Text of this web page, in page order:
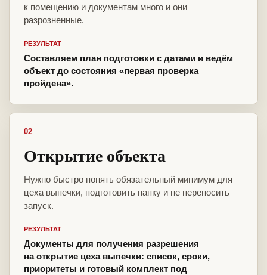
к помещению и документам много и они
разрозненные.
РЕЗУЛЬТАТ
Составляем план подготовки с датами и ведём
объект до состояния «первая проверка
пройдена».
02
Открытие объекта
Нужно быстро понять обязательный минимум для
цеха выпечки, подготовить папку и не переносить
запуск.
РЕЗУЛЬТАТ
Документы для получения разрешения
на открытие цеха выпечки: список, сроки,
приоритеты и готовый комплект под